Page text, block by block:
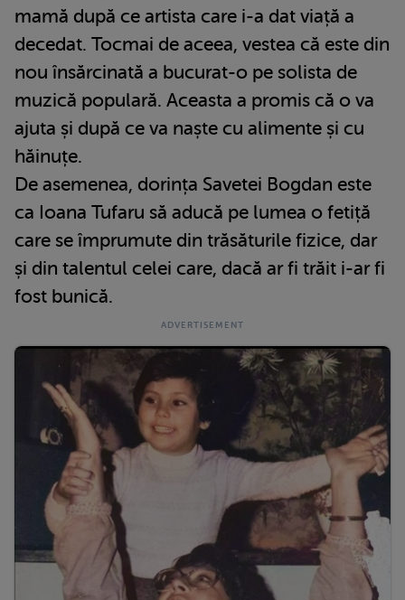
mamă după ce artista care i-a dat viață a
decedat. Tocmai de aceea, vestea că este din
nou însărcinată a bucurat-o pe solista de
muzică populară. Aceasta a promis că o va
ajuta și după ce va naște cu alimente și cu
hăinuțe.
De asemenea, dorința Savetei Bogdan este
ca Ioana Tufaru să aducă pe lumea o fetiță
care se împrumute din trăsăturile fizice, dar
și din talentul celei care, dacă ar fi trăit i-ar fi
fost bunică.